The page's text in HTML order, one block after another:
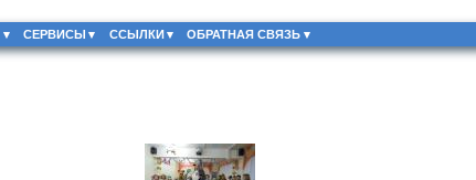
СЕРВИСЫ ССЫЛКИ ОБРАТНАЯ СВЯЗЬ